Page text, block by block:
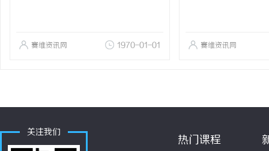
赛维资讯网 1970-01-01 赛维资讯网
关注我们
热门课程